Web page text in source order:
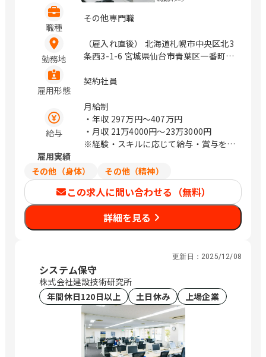
職種
その他専門職
勤務地
（雇入れ直後） 北海道札幌市中央区北3
条西3-1-6 宮城県仙台市青葉区一番町4-
玉県さいたま市浦和区上木崎1-14-6
区新都心11－2 明治安田生命さいたま
新都心ビル 東京都中央区日本橋浜町3-
21-1 日本橋浜町Fタワー 東京都中央区
日本橋蛎殻町2-14-5 KDX浜町中ノ橋ビ
本橋安田スカイゲート 東京都中央区日
本橋浜町3-3-2 トルナーレ日本橋浜町
愛知県名古屋市中区錦1-5-13 オリッ
クス名古屋錦ビル 大阪府大阪市中央区
道修町1-6-7 JMFビル北浜01 福岡県福
岡市中央区大名2-4-12 CTI福岡ビル
幌、仙台、万博記念公園、研究学園、さ
いたま新都心、与野、北与野、水天宮
前、浜町、伏見、北浜、赤坂
雇用形態
契約社員
給与
月給制
・年収 297万円〜407万円
・月収 21万4000円〜23万3000円
※経験・スキルに応じて給与・賞与を決
雇用実績
その他（身体）
その他（精神）
この求人に問い合わせる（無料）
詳細を見る
更新日： 2025/12/08
システム保守
株式会社建設技術研究所
年間休日120日以上
土日休み 上場企業